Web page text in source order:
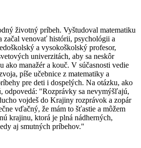
životný príbeh. Vyštudoval matematiku
začal venovať histórii, psychológii a
a vysokoškolský profesor,
univerzitách, aby sa neskôr
ako manažér a kouč. V súčasnosti vedie
píše učebnice z matematiky a
pre deti i dospelých. Na otázku, ako
odpovedá: "Rozprávky sa nevymýšľajú,
vojdeš do Krajiny rozprávok a zopár
vďačný, že mám to šťastie a môžem
krajinu, ktorá je plná nádherných,
aj smutných príbehov."